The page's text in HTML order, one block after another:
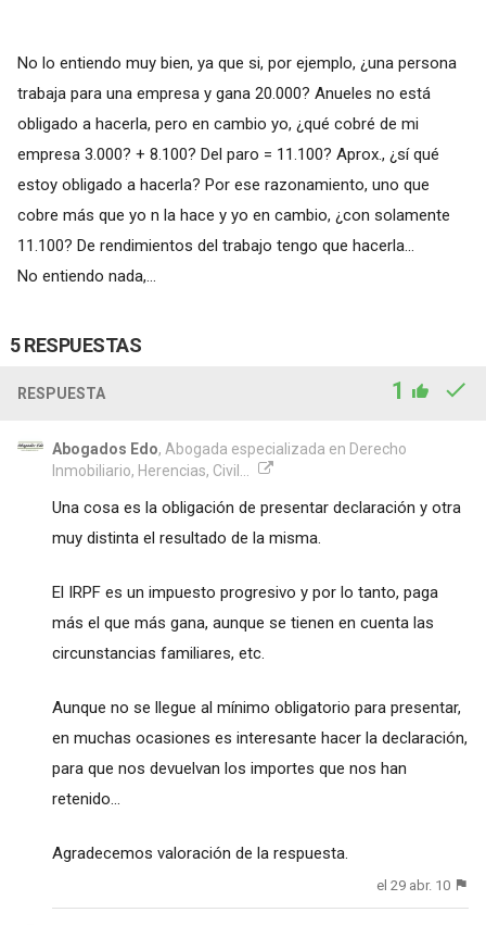
No lo entiendo muy bien, ya que si, por ejemplo, ¿una persona
trabaja para una empresa y gana 20.000? Anueles no está
obligado a hacerla, pero en cambio yo, ¿qué cobré de mi
empresa 3.000? + 8.100? Del paro = 11.100? Aprox., ¿sí qué
estoy obligado a hacerla? Por ese razonamiento, uno que
cobre más que yo n la hace y yo en cambio, ¿con solamente
11.100? De rendimientos del trabajo tengo que hacerla...
No entiendo nada,...
5 RESPUESTAS
RESPUESTA 1
Abogados Edo, Abogada especializada en Derecho
Inmobiliario, Herencias, Civil...
Una cosa es la obligación de presentar declaración y otra
muy distinta el resultado de la misma.
El IRPF es un impuesto progresivo y por lo tanto, paga
más el que más gana, aunque se tienen en cuenta las
circunstancias familiares, etc.
Aunque no se llegue al mínimo obligatorio para presentar,
en muchas ocasiones es interesante hacer la declaración,
para que nos devuelvan los importes que nos han
retenido...
Agradecemos valoración de la respuesta.
el 29 abr. 10